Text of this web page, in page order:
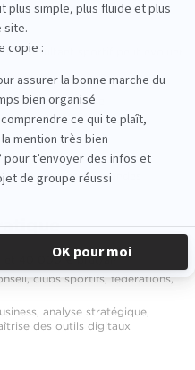
un consultant sportif peut évoluer
sportive
clubs, ligues ou grandes
et 40 000 € brut/an
clubs sportifs, fédérations,
analyse stratégique,
des outils digitaux